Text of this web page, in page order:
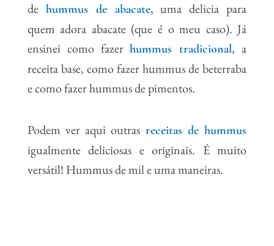
de hummus de abacate, uma delicia para
quem adora abacate (que é o meu caso). Já
ensinei como fazerhummus tradicional, a
receita base, como fazer hummus de beterraba
e como fazer hummus de pimentos.
Podem ver aqui outras receitas de hummus
igualmente deliciosas e originais. É muito
versátil! Hummus de mil e uma maneiras.